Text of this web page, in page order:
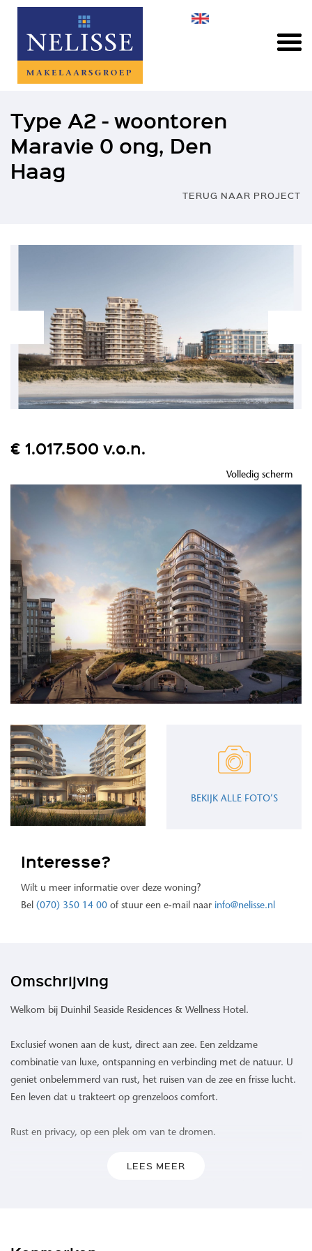
Type A2 - woontoren
Maravie 0 ong, Den
Haag
TERUG NAAR PROJECT
€ 1.017.500 v.o.n.
Volledig scherm
BEKIJK ALLE FOTO’S
Interesse?
Wilt u meer informatie over deze woning?
Bel (070) 350 14 00 of stuur een e-mail naar info@nelisse.nl
Omschrijving
Welkom bij Duinhil Seaside Residences & Wellness Hotel.
Exclusief wonen aan de kust, direct aan zee. Een zeldzame
combinatie van luxe, ontspanning en verbinding met de natuur. U
geniet onbelemmerd van rust, het ruisen van de zee en frisse lucht.
Een leven dat u trakteert op grenzeloos comfort.
Rust en privacy, op een plek om van te dromen.
LEES MEER